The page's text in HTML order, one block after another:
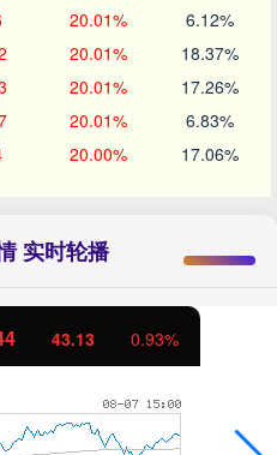
20.01% 6.12%
20.01% 18.37%
20.01% 17.26%
20.01% 6.83%
20.00% 17.06%
实时轮播
11.37